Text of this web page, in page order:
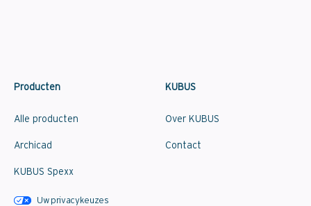
Producten
Alle producten
Archicad
KUBUS Spexx
KUBUS
Over KUBUS
Contact
Uw privacykeuzes